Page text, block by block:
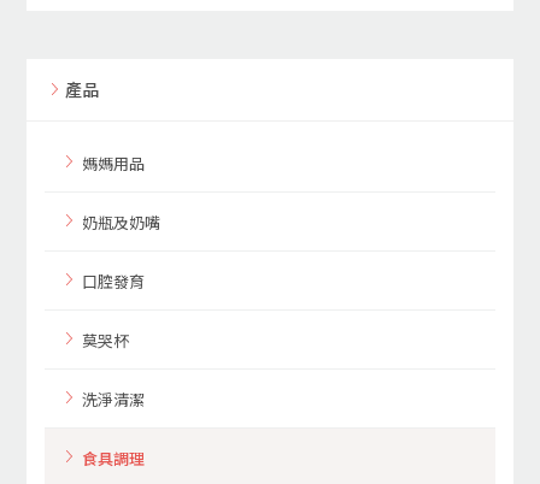
產品
媽媽用品
奶瓶及奶嘴
口腔發育
莫哭杯
洗淨清潔
食具調理